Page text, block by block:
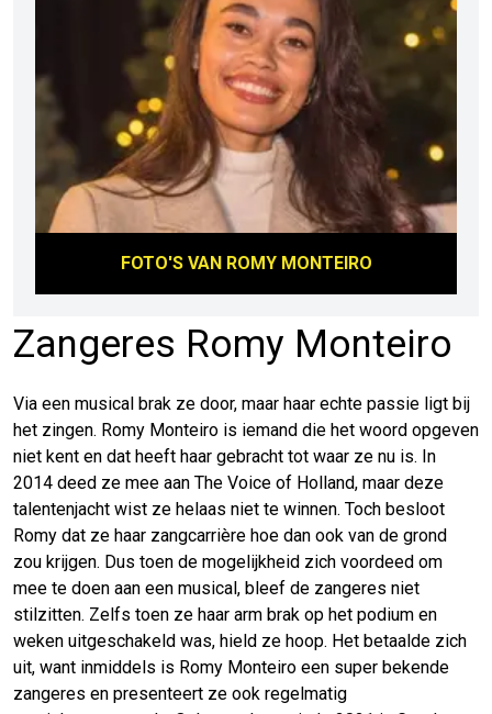
Zangeres Romy Monteiro
Via een musical brak ze door, maar haar echte passie ligt bij
het zingen. Romy Monteiro is iemand die het woord opgeven
niet kent en dat heeft haar gebracht tot waar ze nu is. In
2014 deed ze mee aan The Voice of Holland, maar deze
talentenjacht wist ze helaas niet te winnen. Toch besloot
Romy dat ze haar zangcarrière hoe dan ook van de grond
zou krijgen. Dus toen de mogelijkheid zich voordeed om
mee te doen aan een musical, bleef de zangeres niet
stilzitten. Zelfs toen ze haar arm brak op het podium en
weken uitgeschakeld was, hield ze hoop. Het betaalde zich
uit, want inmiddels is Romy Monteiro een super bekende
zangeres en presenteert ze ook regelmatig
FOTO'S VAN ROMY MONTEIRO